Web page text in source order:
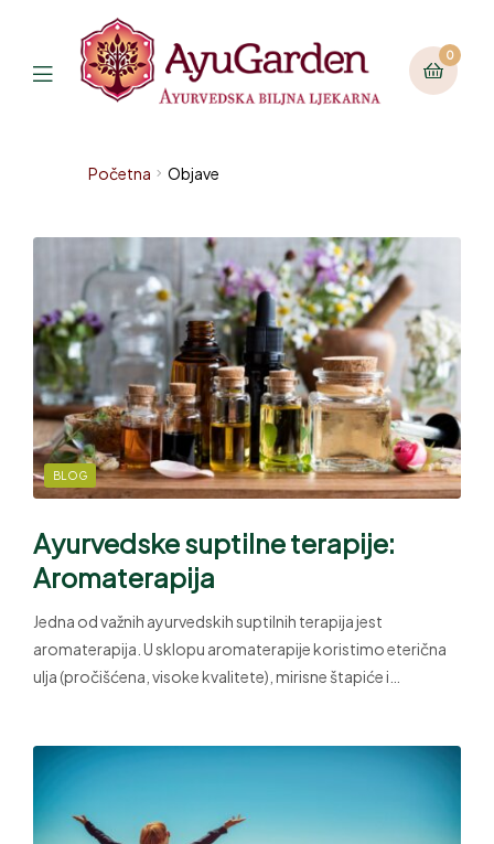
0
Početna Objave
BLOG
Ayurvedske suptilne terapije:
Aromaterapija
Jedna od važnih ayurvedskih suptilnih terapija jest
aromaterapija. U sklopu aromaterapije koristimo eterična
ulja (pročišćena, visoke kvalitete), mirisne štapiće i…